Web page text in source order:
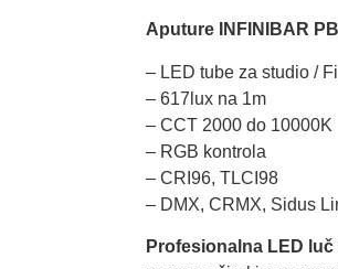
Aputure INFINIBAR
– LED tube za studio /
– 617lux na 1m
– CCT 2000 do 10000K
– RGB kontrola
– CRI96, TLCI98
– DMX, CRMX, Sidus
Profesionalna LED